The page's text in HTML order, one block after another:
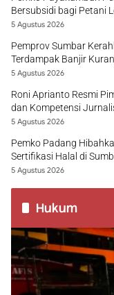
Bersubsidi bagi Petani
5 Agustus 2026
Pemprov Sumbar
Terdampak Banjir
5 Agustus 2026
Roni Aprianto Resmi
dan Kompetensi
5 Agustus 2026
Pemko Padang
Sertifikasi Halal di
5 Agustus 2026
Hukum